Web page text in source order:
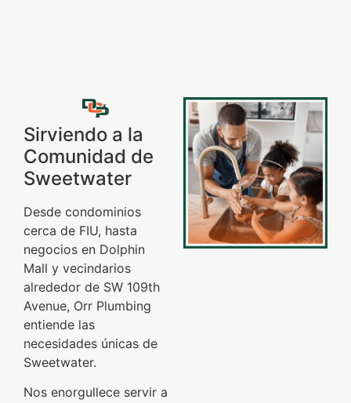
Sirviendo a la
Comunidad de
Sweetwater
Desde condominios
cerca de FIU, hasta
negocios en Dolphin
Mall y vecindarios
alrededor de SW 109th
Avenue, Orr Plumbing
entiende las
necesidades únicas de
Sweetwater.
Nos enorgullece servir a